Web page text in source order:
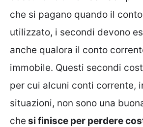
che si pagano quando il
utilizzato, i secondi devono
anche qualora il conto
immobile. Questi secondi
per cui alcuni conti corrente,
situazioni, non sono una
che si finisce per perdere